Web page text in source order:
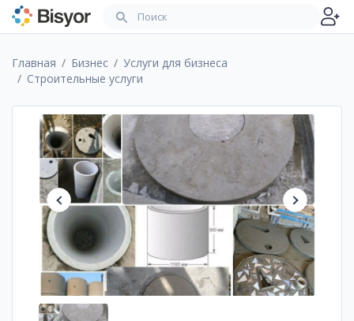
Главная Бизнес
Услуги для бизнеса
Строительные услуги